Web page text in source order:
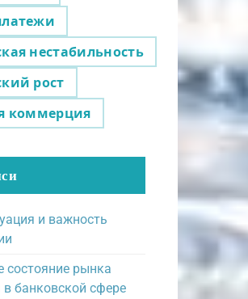
нестабильность
рост
коммерция
и важность
состояние рынка
в банковской сфере